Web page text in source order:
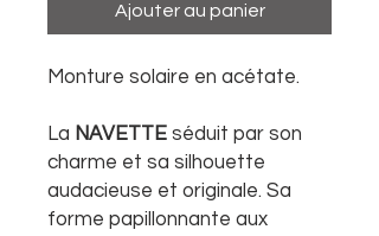
Ajouter au panier
Monture solaire en acétate.
La NAVETTE séduit par son
charme et sa silhouette
audacieuse et originale. Sa
forme papillonnante aux